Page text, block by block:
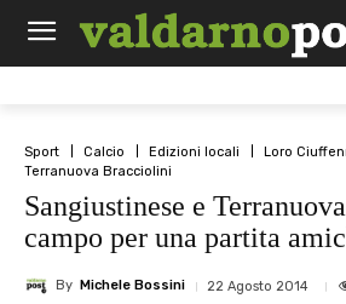
Sport Calcio Edizioni locali
Loro
Terranuova Bracciolini
Sangiustinese e
campo per una partita
By Michele Bossini 22 Agosto 2014